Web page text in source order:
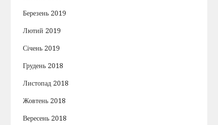
Березень 2019
Лютий 2019
Січень 2019
Грудень 2018
Листопад 2018
Жовтень 2018
Вересень 2018